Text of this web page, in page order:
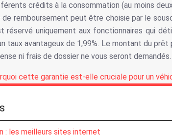
crédits à la consommation (au moins
remboursement peut être choisie par le
réservé uniquement aux fonctionnaires qui
taux avantageux de 1,99%. Le montant du
ni frais de dossier ne vous seront demandés.
cette garantie est-elle cruciale pour un
: les meilleurs sites internet